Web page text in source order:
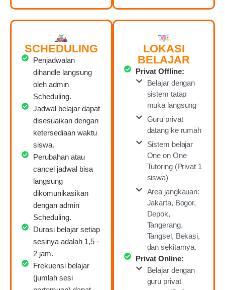
SCHEDULING
Penjadwalan
dihandle langsung
oleh admin
Scheduling.
Jadwal belajar dapat
disesuaikan dengan
ketersediaan waktu
siswa.
Perubahan atau
cancel jadwal bisa
langsung
dikomunikasikan
dengan admin
Scheduling.
Durasi belajar setiap
sesinya adalah 1,5 -
2 jam.
Frekuensi belajar
(jumlah sesi
LOKASI
BELAJAR
Privat Offline:
Belajar dengan
sistem tatap
muka langsung
Guru privat
datang ke rumah
Sistem belajar
One on One
Tutoring (Privat 1
siswa)
Area jangkauan:
Jakarta, Bogor,
Depok,
Tangerang,
Tangsel, Bekasi,
dan sekitarnya.
Privat Online:
Belajar dengan
guru privat